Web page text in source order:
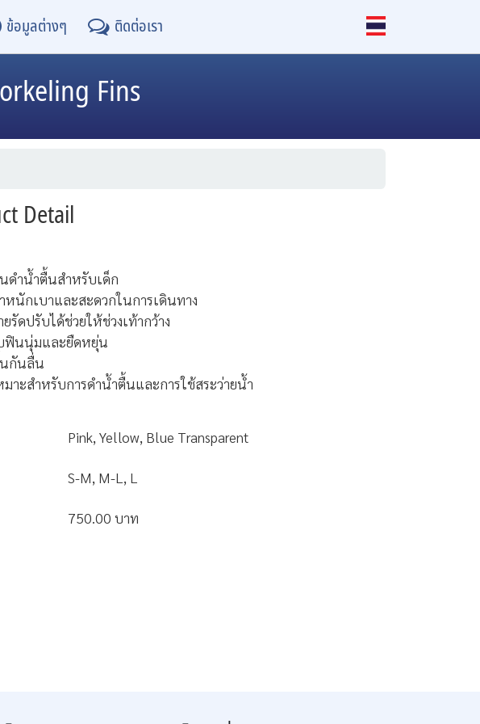
ข้อมูลต่างๆ ติดต่อเรา
Fins
Detail
ดำน้ำตื้นสำหรับเด็ก
หนักเบาและสะดวกในการเดินทาง
ยรัดปรับได้ช่วยให้ช่วงเท้ากว้าง
ฟินนุ่มและยืดหยุ่น
กันลื่น
มาะสำหรับการดำน้ำตื้นและการใช้สระว่ายน้ำ
Pink, Yellow, Blue Transparent
S-M, M-L, L
750.00 บาท